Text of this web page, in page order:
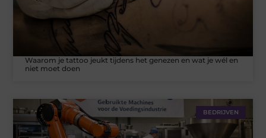
Waarom je tattoo jeukt tijdens het genezen en wat je wél en
niet moet doen
BEDRIJVEN